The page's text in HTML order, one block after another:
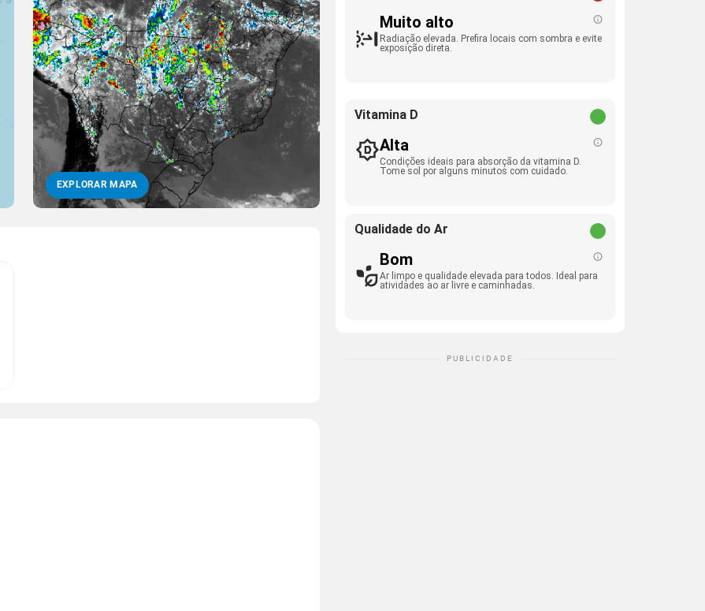
EXPLORAR MAPA
Muito alto
Radiação elevada. Prefira locais com sombra e evite
exposição direta.
Vitamina D
Alta
Condições ideais para absorção da vitamina D.
Tome sol por alguns minutos com cuidado.
Qualidade do Ar
Bom
Ar limpo e qualidade elevada para todos. Ideal para
atividades ao ar livre e caminhadas.